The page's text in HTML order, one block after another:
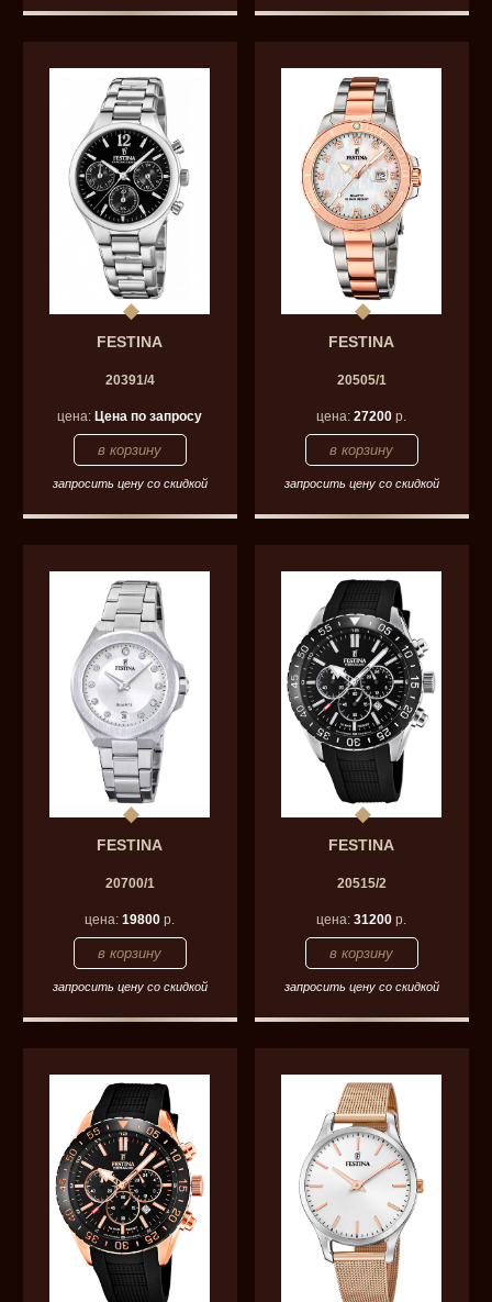
FESTINA
20391/4
цена: Цена по запросу
запросить цену со скидкой
FESTINA
20505/1
цена:27200 р.
запросить цену со скидкой
FESTINA
20700/1
цена:19800 р.
запросить цену со скидкой
FESTINA
20515/2
цена:31200 р.
запросить цену со скидкой